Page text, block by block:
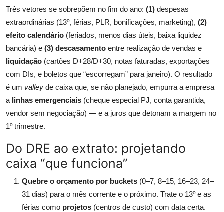
Três vetores se sobrepõem no fim do ano: (1) despesas
extraordinárias (13º, férias, PLR, bonificações, marketing), (2)
efeito calendário (feriados, menos dias úteis, baixa liquidez
bancária) e (3) descasamento entre realização de vendas e
liquidação (cartões D+28/D+30, notas faturadas, exportações
com DIs, e boletos que “escorregam” para janeiro). O resultado
é um valley de caixa que, se não planejado, empurra a empresa
a linhas emergenciais (cheque especial PJ, conta garantida,
vendor sem negociação) — e a juros que detonam a margem no
1º trimestre.
Do DRE ao extrato: projetando
caixa “que funciona”
Quebre o orçamento por buckets (0–7, 8–15, 16–23, 24–
31 dias) para o mês corrente e o próximo. Trate o 13º e as
férias como projetos (centros de custo) com data certa.